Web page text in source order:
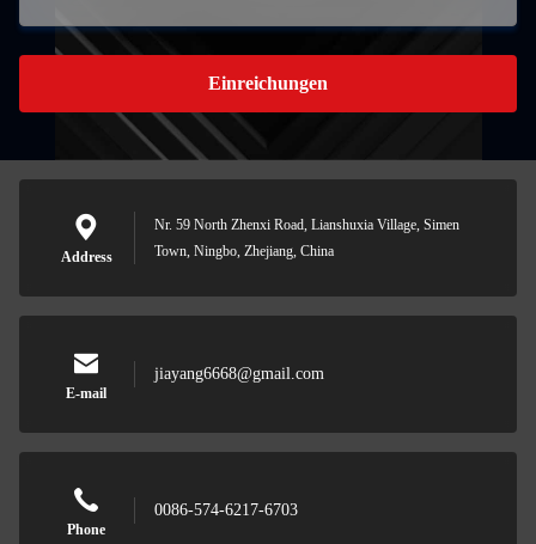
Einreichungen
Address
Nr. 59 North Zhenxi Road, Lianshuxia Village, Simen
Town, Ningbo, Zhejiang, China
E-mail
jiayang6668@gmail.com
Phone
0086-574-6217-6703